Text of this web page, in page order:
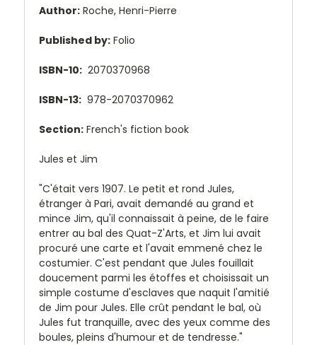
Author: Roche, Henri-Pierre
Published by: Folio
ISBN-10: 2070370968
ISBN-13: 978-2070370962
Section: French's fiction book
Jules et Jim
"C'était vers 1907. Le petit et rond Jules,
étranger à Pari, avait demandé au grand et
mince Jim, qu'il connaissait à peine, de le faire
entrer au bal des Quat-Z'Arts, et Jim lui avait
procuré une carte et l'avait emmené chez le
costumier. C'est pendant que Jules fouillait
doucement parmi les étoffes et choisissait un
simple costume d'esclaves que naquit l'amitié
de Jim pour Jules. Elle crût pendant le bal, où
Jules fut tranquille, avec des yeux comme des
boules, pleins d'humour et de tendresse."